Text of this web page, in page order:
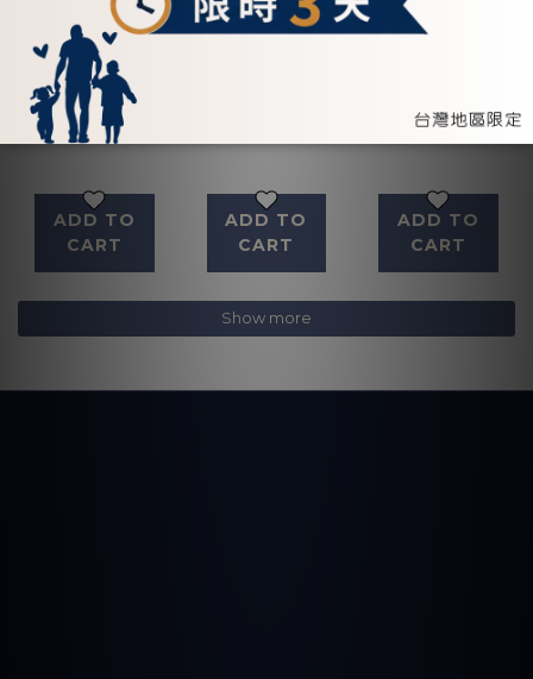
Everyday
Tote 真皮大容
量托特包- 兩色
(5575)
NT$8,500
ADD TO
CART
拾光 Mini 真皮
萬用包 - 兩色
ADD TO
CART
真皮法式半月牛
角包 - 兩色
ADD TO
CART
Show more